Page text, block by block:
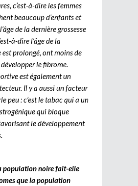
c’est-à-dire les femmes
beaucoup d’enfants et
de la dernière grossesse
à-dire l’âge de la
est prolongé, ont moins de
le fibrome.
est également un
Il y a aussi un facteur
peu : c’est le tabac qui a un
qui bloque
le développement
population noire fait-elle
que la population